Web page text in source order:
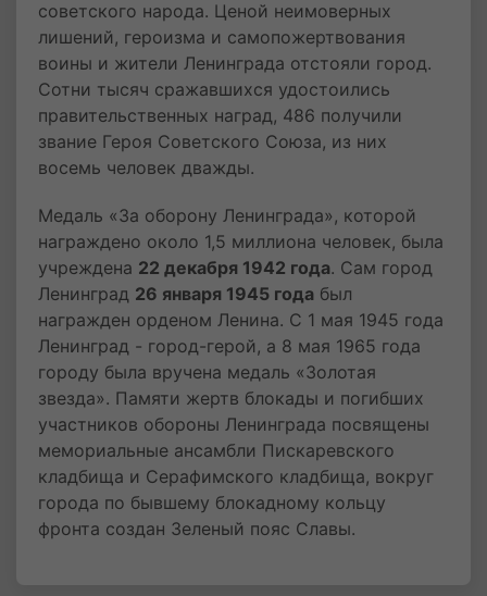
советского народа. Ценой неимоверных
лишений, героизма и самопожертвования
воины и жители Ленинграда отстояли город.
Сотни тысяч сражавшихся удостоились
правительственных наград, 486 получили
звание Героя Советского Союза, из них
восемь человек дважды.
Медаль «За оборону Ленинграда», которой
награждено около 1,5 миллиона человек, была
учреждена 22 декабря 1942 года. Сам город
Ленинград 26 января 1945 года был
награжден орденом Ленина. С 1 мая 1945 года
Ленинград - город-герой, а 8 мая 1965 года
городу была вручена медаль «Золотая
звезда». Памяти жертв блокады и погибших
участников обороны Ленинграда посвящены
мемориальные ансамбли Пискаревского
кладбища и Серафимского кладбища, вокруг
города по бывшему блокадному кольцу
фронта создан Зеленый пояс Славы.